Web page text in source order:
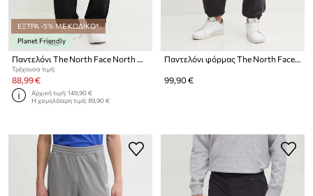
ΕΞΤΡΑ -5% ΜΕ ΚΩΔΙΚΟ*
Planet Friendly
Παντελόνι The North Face North Dome
Τρέχουσα τιμή:
88,99 €
Αρχική τιμή:149,90 €
Η χαμηλότερη τιμή:89,90 €
Παντελόνι φόρμας The North Face Redbox
99,90 €